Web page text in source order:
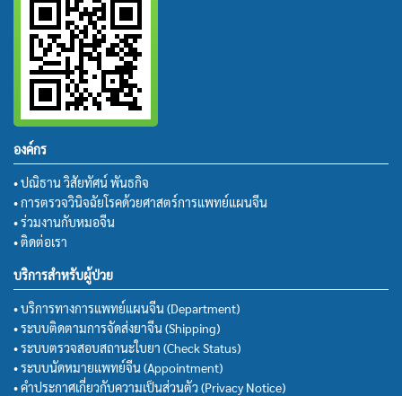
องค์กร
• ปณิธาน วิสัยทัศน์ พันธกิจ
• การตรวจวินิจฉัยโรคด้วยศาสตร์การแพทย์แผนจีน
• ร่วมงานกับหมอจีน
• ติดต่อเรา
บริการสำหรับผู้ป่วย
• บริการทางการแพทย์แผนจีน (Department)
• ระบบติดตามการจัดส่งยาจีน (Shipping)
• ระบบตรวจสอบสถานะใบยา (Check Status)
• ระบบนัดหมายแพทย์จีน (Appointment)
• คำประกาศเกี่ยวกับความเป็นส่วนตัว (Privacy Notice)